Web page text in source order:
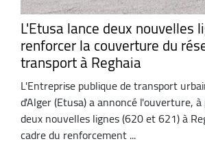
L'Etusa lance deux nouvelles
renforcer la couverture du
transport à Reghaia
L'Entreprise publique de transport
d'Alger (Etusa) a annoncé l'ouverture,
deux nouvelles lignes (620 et 621) à
cadre du renforcement ...